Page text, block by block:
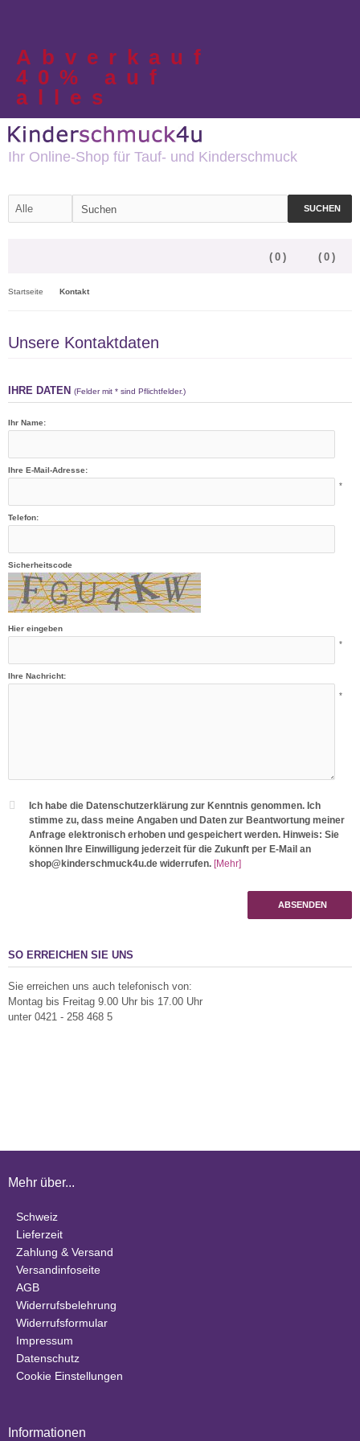
Abverkauf
40% auf
alles
Ihr Online-Shop für Tauf- und Kinderschmuck
SUCHEN
( 0 )
( 0 )
Startseite Kontakt
Unsere Kontaktdaten
IHRE DATEN (Felder mit * sind Pflichtfelder.)
Ihr Name:
Ihre E-Mail-Adresse:
*
Telefon:
Sicherheitscode
Hier eingeben
*
Ihre Nachricht:
*
Ich habe die Datenschutzerklärung zur Kenntnis genommen. Ich
stimme zu, dass meine Angaben und Daten zur Beantwortung meiner
Anfrage elektronisch erhoben und gespeichert werden. Hinweis: Sie
können Ihre Einwilligung jederzeit für die Zukunft per E-Mail an
shop@kinderschmuck4u.de widerrufen. [Mehr]
ABSENDEN
SO ERREICHEN SIE UNS
Sie erreichen uns auch telefonisch von:
Montag bis Freitag 9.00 Uhr bis 17.00 Uhr
unter 0421 - 258 468 5
Mehr über...
Schweiz
Lieferzeit
Zahlung & Versand
Versandinfoseite
AGB
Widerrufsbelehrung
Widerrufsformular
Impressum
Datenschutz
Cookie Einstellungen
Informationen